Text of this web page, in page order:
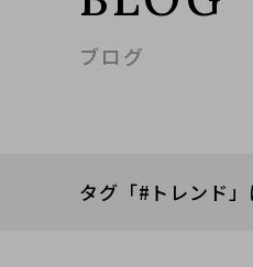
ブログ
タグ「#トレンド